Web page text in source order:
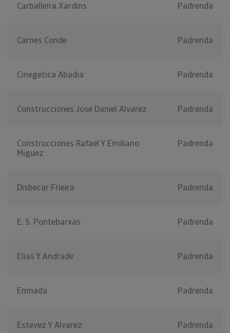
Carballeira Xardins Padrenda
Carnes Conde Padrenda
Cinegetica Abadia Padrenda
Construcciones Jose Daniel Alvarez Padrenda
Construcciones Rafael Y Emiliano
Miguez
Padrenda
Disbecar Frieira Padrenda
E. S. Pontebarxas Padrenda
Elias Y Andrade Padrenda
Enmada Padrenda
Estevez Y Alvarez Padrenda